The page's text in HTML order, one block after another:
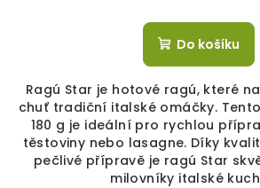
Do košíku
Ragú Star je hotové ragú, které
chuť tradiční italské omáčky.
180 g je ideální pro rychlou
těstoviny nebo lasagne. Díky
pečlivé přípravě je ragú Star
milovníky italské